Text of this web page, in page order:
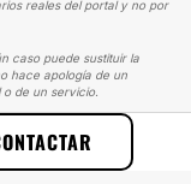
reales del portal y no por
caso puede sustituir la
hace apología de un
de un servicio.